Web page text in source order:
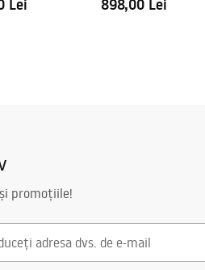
Lei 898,00 Lei
promoțiile!